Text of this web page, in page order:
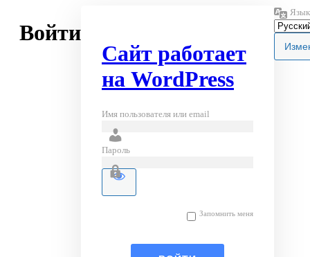
Войти
Сайт работает
на WordPress
Имя пользователя или email
Пароль
Запомнить меня
Язык